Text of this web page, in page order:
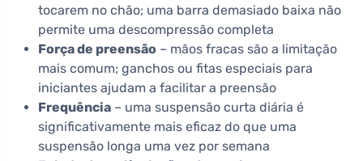
tocarem no chão; uma barra demasiado baixa não
permite uma descompressão completa
Força de preensão – mãos fracas são a limitação
mais comum; ganchos ou fitas especiais para
iniciantes ajudam a facilitar a preensão
Frequência – uma suspensão curta diária é
significativamente mais eficaz do que uma
suspensão longa uma vez por semana